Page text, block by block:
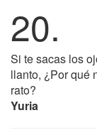
20.
Si te sacas los
llanto, ¿Por qué
rato?
Yuria